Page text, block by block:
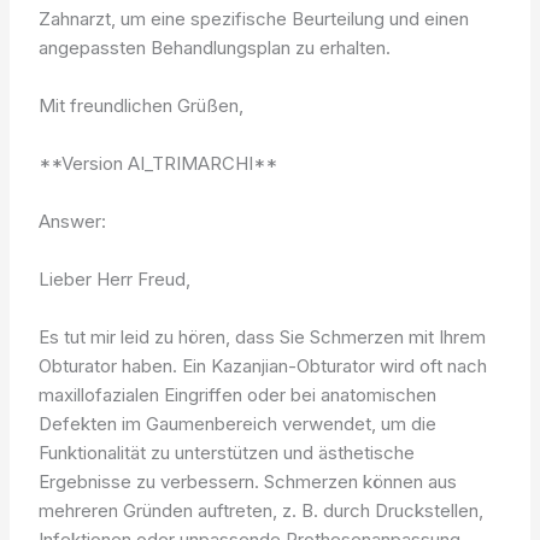
Zahnarzt, um eine spezifische Beurteilung und einen
angepassten Behandlungsplan zu erhalten.
Mit freundlichen Grüßen,
**Version AI_TRIMARCHI**
Answer:
Lieber Herr Freud,
Es tut mir leid zu hören, dass Sie Schmerzen mit Ihrem
Obturator haben. Ein Kazanjian-Obturator wird oft nach
maxillofazialen Eingriffen oder bei anatomischen
Defekten im Gaumenbereich verwendet, um die
Funktionalität zu unterstützen und ästhetische
Ergebnisse zu verbessern. Schmerzen können aus
mehreren Gründen auftreten, z. B. durch Druckstellen,